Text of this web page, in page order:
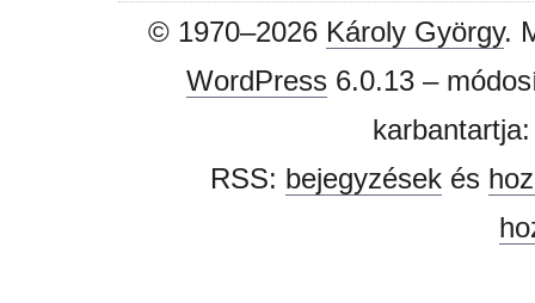
© 1970–2026 Károly György.
WordPress6.0.13 –
RSS: bejegyzésekés